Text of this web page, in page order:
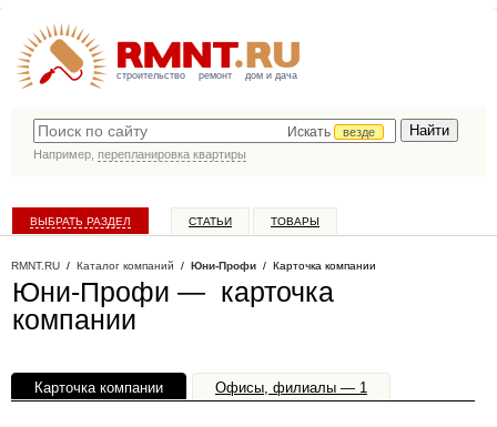
строительство ремонт дом и дача
Искать
везде
Например, перепланировка квартиры
ВЫБРАТЬ РАЗДЕЛ СТАТЬИ ТОВАРЫ
RMNT.RU / Каталог компаний / Юни-Профи / Карточка компании
Юни-Профи — карточка
компании
Карточка компании Офисы, филиалы — 1